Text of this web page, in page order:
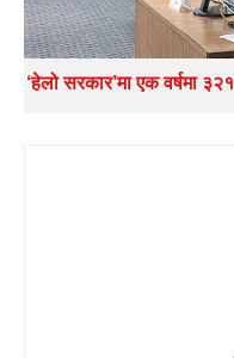
‘हेलो सरकार’मा एक वर्षमा